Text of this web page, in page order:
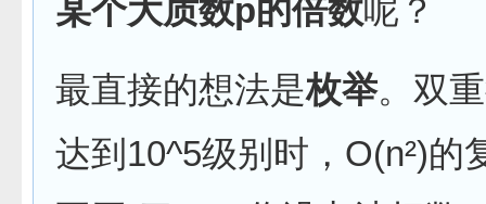
某个大质数p的倍数呢？
最直接的想法是枚举。双
达到10^5级别时，O(n²)的